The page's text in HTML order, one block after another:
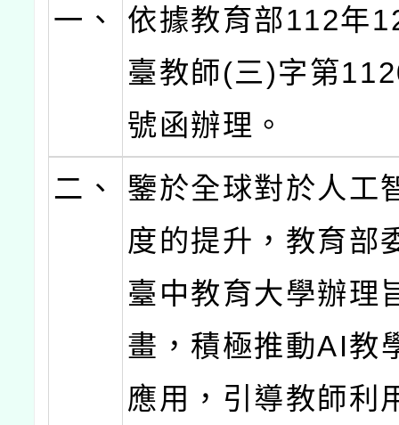
一、
依據教育部112年
臺教師(三)字第
號函辦理。
二、
鑒於全球對於人工
度的提升，教育部
臺中教育大學辦理
畫，積極推動AI教
應用，引導教師利